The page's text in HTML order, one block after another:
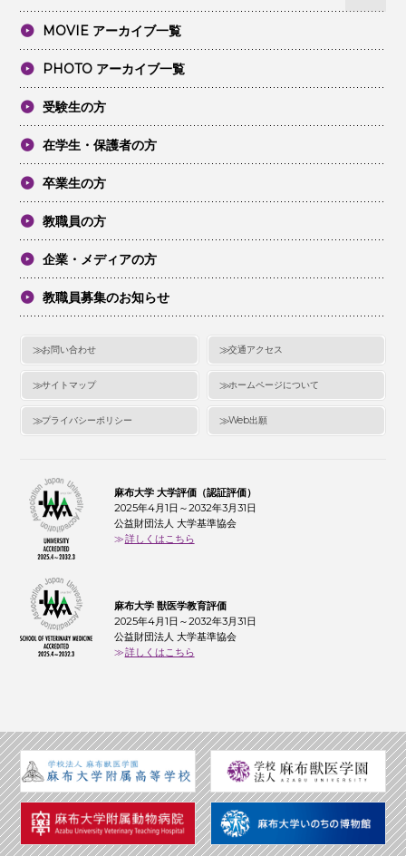
MOVIE アーカイブ一覧
PHOTO アーカイブ一覧
受験生の方
在学生・保護者の方
卒業生の方
教職員の方
企業・メディアの方
教職員募集のお知らせ
お問い合わせ 交通アクセス
サイトマップ ホームページについて
プライバシーポリシー Web出願
麻布大学 大学評価（認証評価）
2025年4月1日～2032年3月31日
公益財団法人 大学基準協会
詳しくはこちら
麻布大学 獣医学教育評価
2025年4月1日～2032年3月31日
公益財団法人 大学基準協会
詳しくはこちら